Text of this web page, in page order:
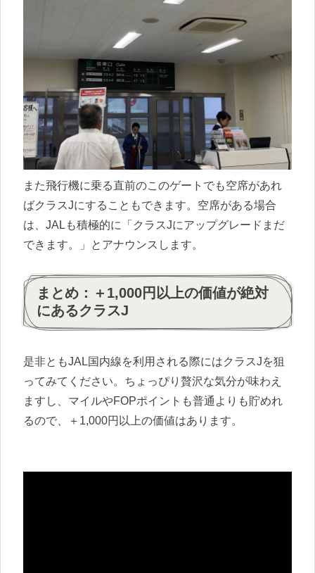
また飛行機に乗る直前のこのゲートでも空席があれ
ばクラスJにすることもできます。空席がある場合
は、JALも積極的に「クラスJにアップグレードまだ
できます。」とアナウンスします。
まとめ：＋1,000円以上の価値が絶対
にあるクラスJ
是非ともJAL国内線を利用される際にはクラスJを狙
ってみてください。ちょっぴり贅沢な気分が味わえ
ますし、マイルやFOPポイントも普通よりも貯めれ
るので、＋1,000円以上の価値はあります。